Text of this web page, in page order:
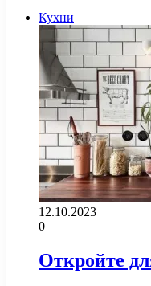
Кухни
12.10.2023
0
Откройте